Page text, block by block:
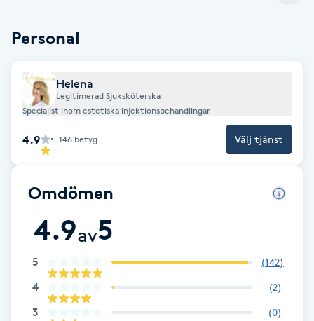
Dermapen
Diamantslipning
Extensions
Eyeliner-tatuering
Face framing
Personal
Helena
Legitimerad Sjuksköterska
Specialist inom estetiska injektionsbehandlingar
4.9 146 betyg Välj tjänst
Omdömen
4.9av5
5 (142)
4 (2)
3 (0)